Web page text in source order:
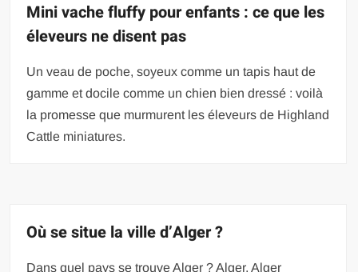
Mini vache fluffy pour enfants : ce que les
éleveurs ne disent pas
Un veau de poche, soyeux comme un tapis haut de
gamme et docile comme un chien bien dressé : voilà
la promesse que murmurent les éleveurs de Highland
Cattle miniatures.
Où se situe la ville d’Alger ?
Dans quel pays se trouve Alger ? Alger, Alger